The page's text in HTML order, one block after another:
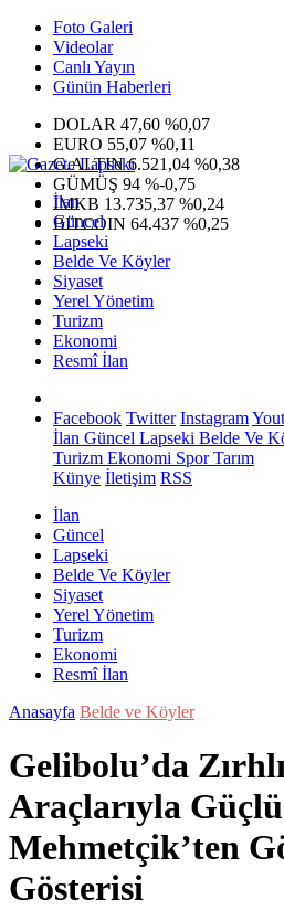
Foto Galeri
Videolar
Canlı Yayın
Günün Haberleri
DOLAR 47,60 %0,07
EURO 55,07 %0,11
G.ALTIN6.521,04 %0,38
GÜMÜŞ 94 %-0,75
IMKB 13.735,37 %0,24
BITCOIN 64.437 %0,25
İlan
Güncel
Lapseki
Belde Ve Köyler
Siyaset
Yerel Yönetim
Turizm
Ekonomi
Resmî İlan
Facebook Twitter Instagram
İlan Güncel Lapseki Belde Ve
Turizm Ekonomi SporTarım
Künye İletişim RSS
İlan
Güncel
Lapseki
Belde Ve Köyler
Siyaset
Yerel Yönetim
Turizm
Ekonomi
Resmî İlan
Anasayfa Belde ve Köyler
Gelibolu’da
Araçlarıyla
Mehmetçik’ten
Gösterisi